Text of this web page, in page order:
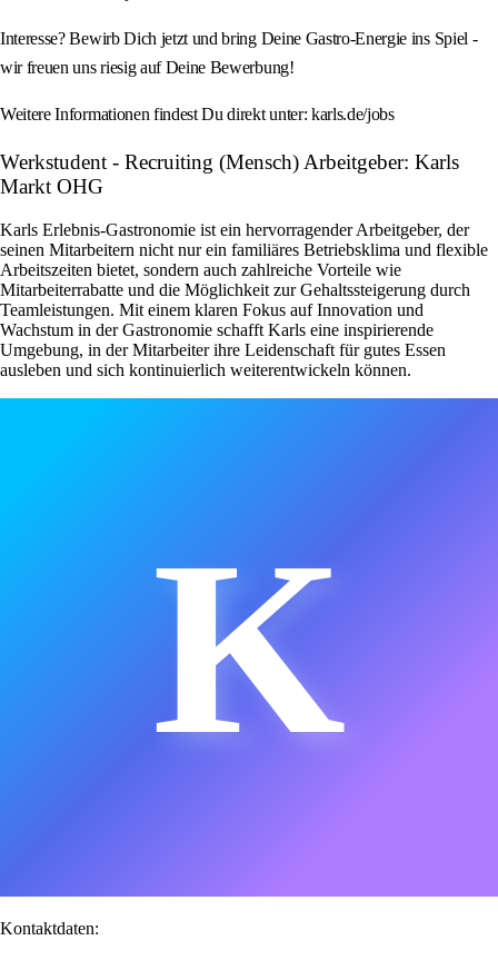
Interesse? Bewirb Dich jetzt und bring Deine Gastro-Energie ins Spiel -
wir freuen uns riesig auf Deine Bewerbung!
Weitere Informationen findest Du direkt unter: karls.de/jobs
Werkstudent - Recruiting (Mensch) Arbeitgeber: Karls
Markt OHG
Karls Erlebnis-Gastronomie ist ein hervorragender Arbeitgeber, der
seinen Mitarbeitern nicht nur ein familiäres Betriebsklima und flexible
Arbeitszeiten bietet, sondern auch zahlreiche Vorteile wie
Mitarbeiterrabatte und die Möglichkeit zur Gehaltssteigerung durch
Teamleistungen. Mit einem klaren Fokus auf Innovation und
Wachstum in der Gastronomie schafft Karls eine inspirierende
Umgebung, in der Mitarbeiter ihre Leidenschaft für gutes Essen
ausleben und sich kontinuierlich weiterentwickeln können.
K
Kontaktdaten: